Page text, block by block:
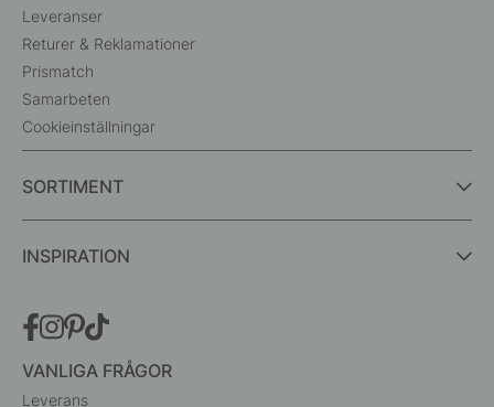
Leveranser
Returer & Reklamationer
Prismatch
Samarbeten
Cookieinställningar
SORTIMENT
INSPIRATION
VANLIGA FRÅGOR
Leverans